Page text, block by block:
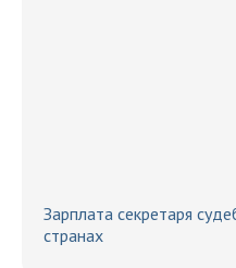
Зарплата секретаря
странах